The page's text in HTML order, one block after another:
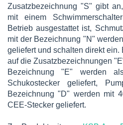
Zusatzbezeichnung "S" gibt
mit einem
Betrieb ausgestattet ist,
mit der Bezeichnung "N"
geliefert und schalten direkt
auf die Zusatzbezeichnungen
Bezeichnung "E" werden
Schukostecker geliefert,
Bezeichnung "D" werden mit
CEE-Stecker geliefert.